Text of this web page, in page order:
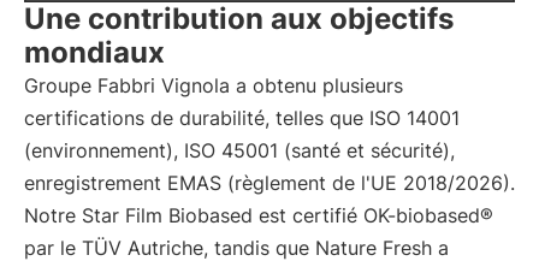
Une contribution aux objectifs
mondiaux
Groupe Fabbri Vignola a obtenu plusieurs
certifications de durabilité, telles que ISO 14001
(environnement), ISO 45001 (santé et sécurité),
enregistrement EMAS (règlement de l'UE 2018/2026).
Notre Star Film Biobased est certifié OK-biobased®
par le TÜV Autriche, tandis que Nature Fresh a